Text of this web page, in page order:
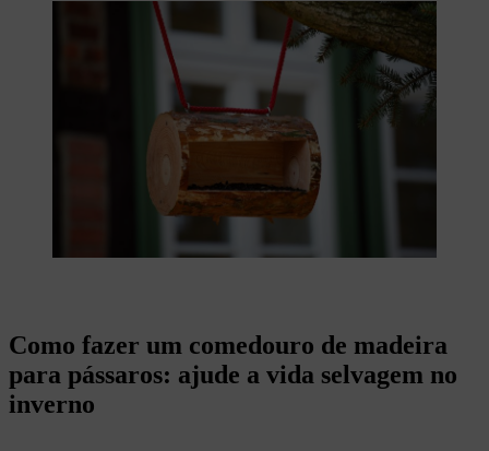
Como fazer um comedouro de madeira
para pássaros: ajude a vida selvagem no
inverno